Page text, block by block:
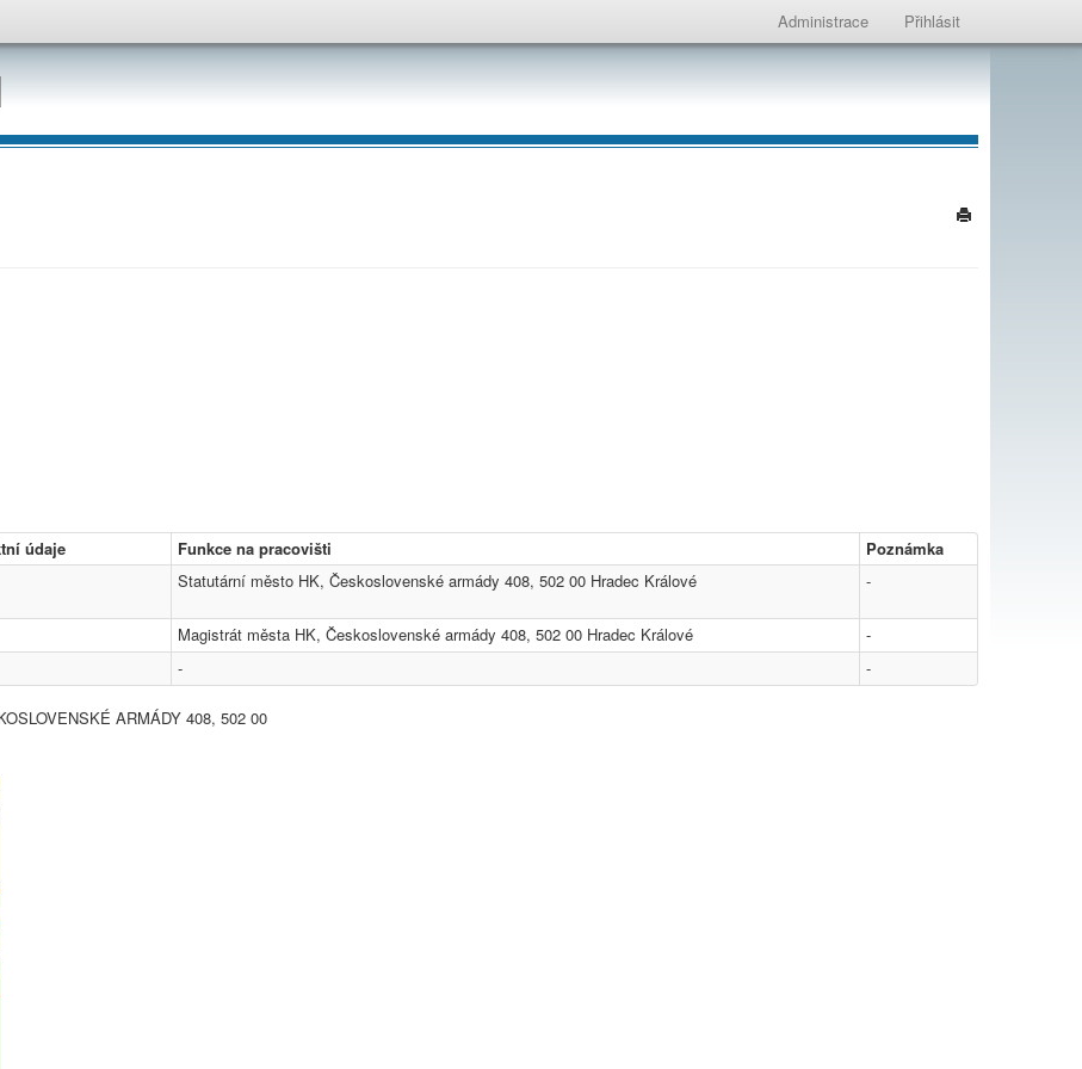
Administrace Přihlásit
údaje Funkce na pracovišti
Poznámka
Statutární město HK, Československé armády 408, 502 00 Hradec Králové -
Magistrát města HK, Československé armády 408, 502 00 Hradec Králové
-
- -
ARMÁDY 408, 502 00